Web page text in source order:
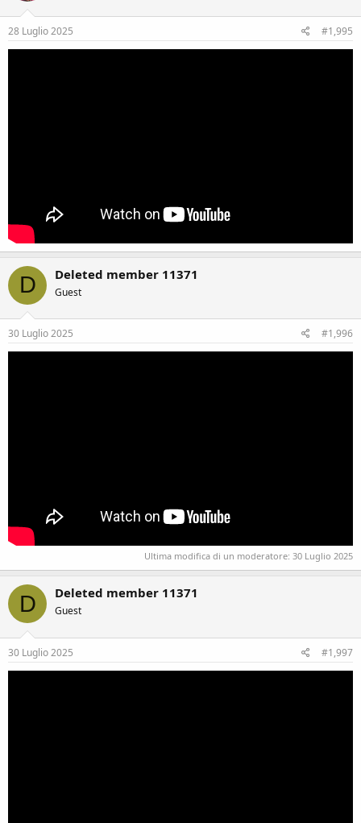
28 Luglio 2025 #1,995
D Deleted member 11371
Guest
30 Luglio 2025 #1,996
Ultima modifica di un moderatore: 30 Luglio 2025
D Deleted member 11371
Guest
30 Luglio 2025 #1,997